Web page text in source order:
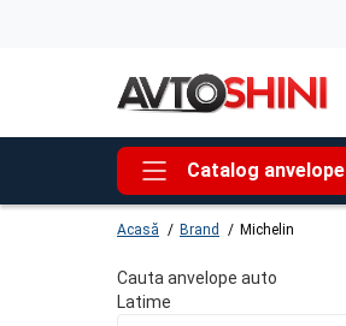
Catalog anvelope
Acasă Brand Michelin
Cauta anvelope auto
Latime